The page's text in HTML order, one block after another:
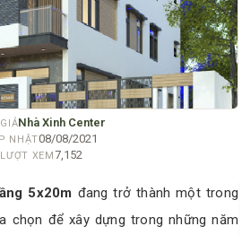
o
n
Nhà Xinh Center
NHẬT08/08/2021
LƯỢT XEM7,152
5x20m đang trở thành một trong
chọn để xây dựng trong những năm